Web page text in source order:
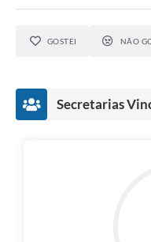
GOSTEI NÃO
Secretarias